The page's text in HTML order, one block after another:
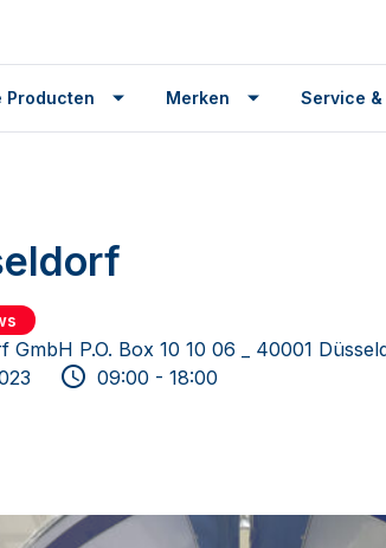
Producten Merken Service
GmbH P.O. Box 10 10 06 _ 40001
09:00 - 18:00